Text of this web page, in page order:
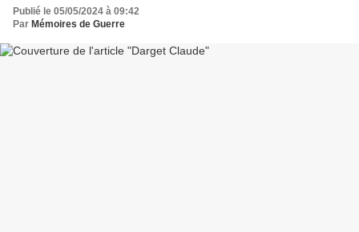
Publié le 05/05/2024 à 09:42
Par Mémoires de Guerre